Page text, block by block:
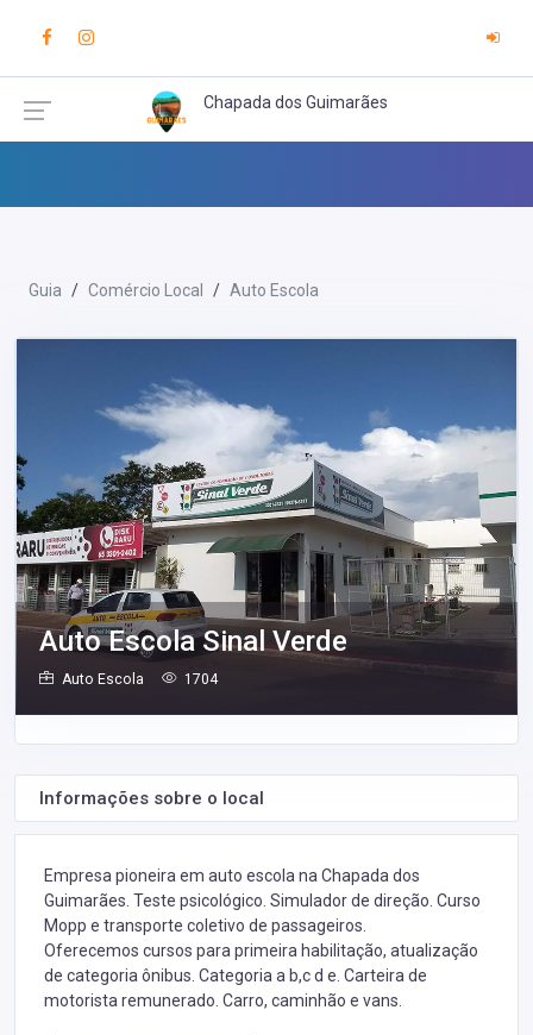
Chapada dos Guimarães
Guia Comércio Local Auto Escola
Auto Escola Sinal Verde
Auto Escola 1704
Informações sobre o local
Empresa pioneira em auto escola na Chapada dos
Guimarães. Teste psicológico. Simulador de direção. Curso
Mopp e transporte coletivo de passageiros.
Oferecemos cursos para primeira habilitação, atualização
de categoria ônibus. Categoria a b,c d e. Carteira de
motorista remunerado. Carro, caminhão e vans.